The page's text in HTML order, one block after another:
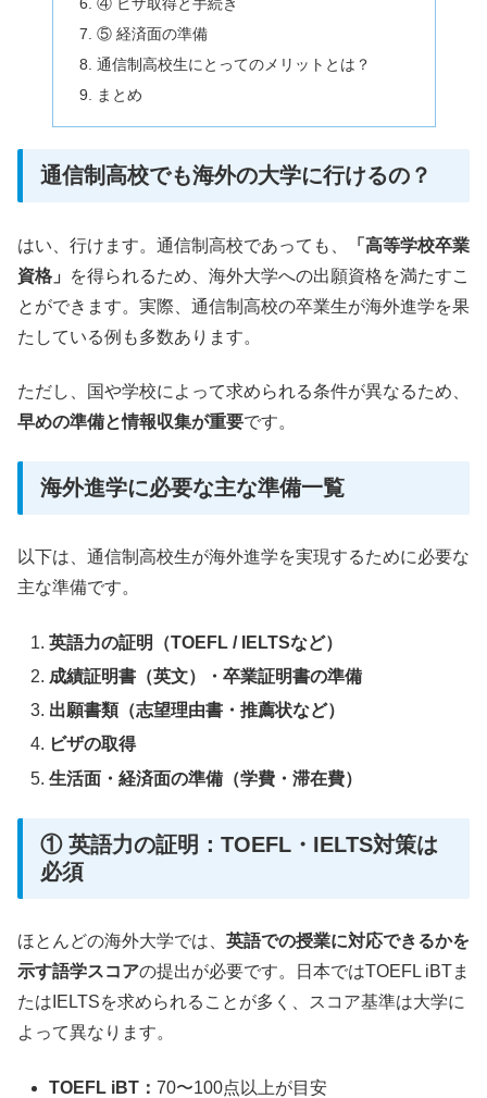
⑤ 経済面の準備
通信制高校生にとってのメリットとは？
まとめ
通信制高校でも海外の大学に行けるの？
はい、行けます。通信制高校であっても、
「高等学校卒業
資格」
を得られるため、海外大学への出願資格を満たすこ
とができます。実際、通信制高校の卒業生が海外進学を果
たしている例も多数あります。
ただし、国や学校によって求められる条件が異なるため、
早めの準備と情報収集が重要です。
海外進学に必要な主な準備一覧
以下は、通信制高校生が海外進学を実現するために必要な
主な準備です。
英語力の証明（TOEFL / IELTSなど）
成績証明書（英文）・卒業証明書の準備
出願書類（志望理由書・推薦状など）
ビザの取得
生活面・経済面の準備（学費・滞在費）
① 英語力の証明：TOEFL・IELTS対策は
必須
ほとんどの海外大学では、 英語での授業に対応できるかを
示す語学スコアの提出が必要です。日本ではTOEFL iBTま
たはIELTSを求められることが多く、スコア基準は大学に
よって異なります。
TOEFL iBT：70〜100点以上が目安